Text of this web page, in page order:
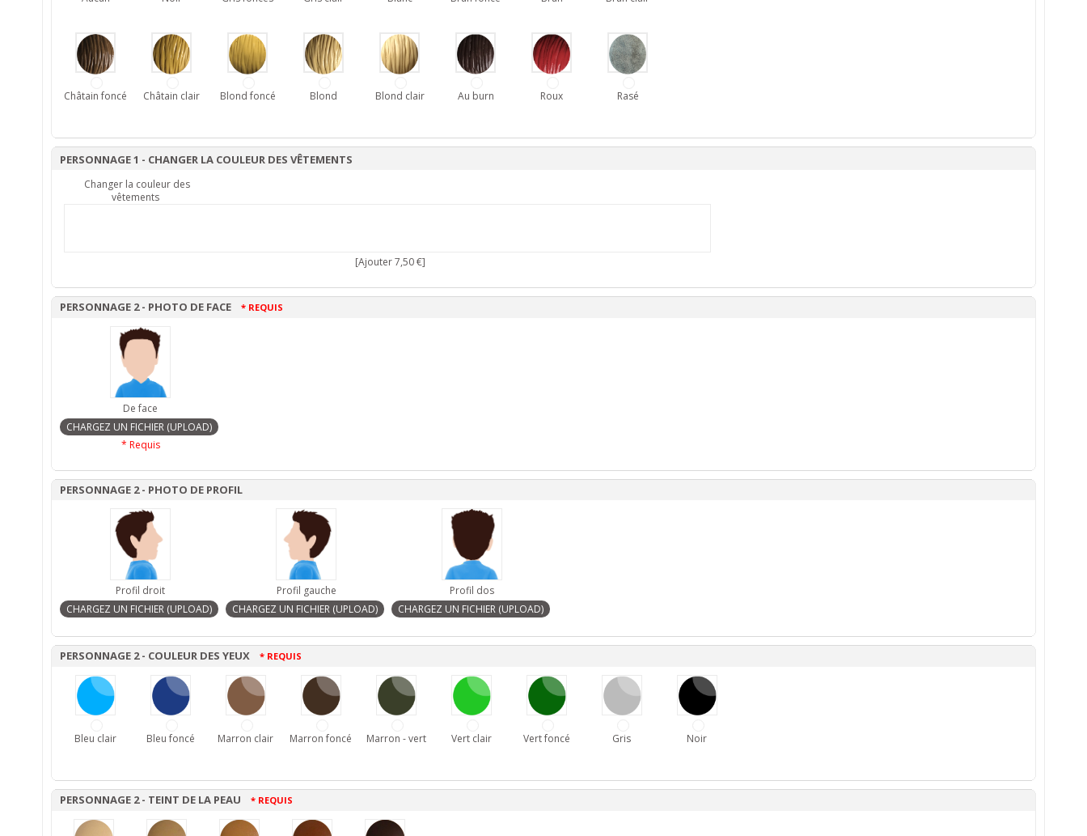
Châtain foncé Châtain clair Blond foncé Blond Blond clair Au burn Roux Rasé
PERSONNAGE 1 - CHANGER LA COULEUR DES VÊTEMENTS
Changer la couleur des
vêtements
[Ajouter 7,50 €]
PERSONNAGE 2 - PHOTO DE FACE * REQUIS
De face
* Requis
PERSONNAGE 2 - PHOTO DE PROFIL
Profil droit Profil gauche Profil dos
PERSONNAGE 2 - COULEUR DES YEUX * REQUIS
Bleu clair Bleu foncé Marron clair Marron foncé Marron - vert Vert clair Vert foncé Gris Noir
PERSONNAGE 2 - TEINT DE LA PEAU * REQUIS